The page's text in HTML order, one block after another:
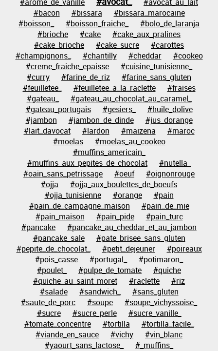
#bacon
#bissara
#bissara_marocaine
#boisson_
#boisson_fraiche_
#bolo_de_laranja
#brioche
#cake
#cake_aux_pralines
#cake_brioche
#cake_sucre
#carottes
#champignons_
#chantilly #cheddar
#cookeo
#creme_fraiche_epaisse
#cuisine_tunisienne_
#curry
#farine_de_riz
#farine_sans_gluten
#feuilletee_
#feuilletee_a_la_raclette
#fraises
#gateau_
#gateau_au_chocolat_au_caramel_
#gateau_portugais
#gesiers_
#huile_dolive
#jambon
#jambon_de_dinde
#jus_dorange
#lait_davocat
#lardon #maizena
#maroc
#moelas
#moelas_au_cookeo
#muffins_americain_
#muffins_aux_pepites_de_chocolat
#nutella_
#oain_sans_petrissage
#oeuf
#oignonrouge
#ojja
#ojja_aux_boulettes_de_boeufs
#ojja_tunisienne
#orange
#pain
#pain_de_campagne_maison
#pain_de_mie
#pain_maison
#pain_pide
#pain_turc
#pancake
#pancake_au_cheddar_et_au_jambon
#pancake_sale
#pate_brisee_sans_gluten
#pepite_de_chocolat_
#petit_dejeuner
#poireaux
#pois_casse
#portugal_
#potimaron_
#poulet_
#pulpe_de_tomate
#quiche
#quiche_au_saint_moret
#raclette
#riz
#salade
#sandwich_
#sans_gluten
#saute_de_porc
#soupe
#soupe_vichyssoise_
#sucre
#sucre_perle
#sucre_vanille_
#tomate_concentre
#tortilla
#tortilla_facile_
#viande_en_sauce
#vichy
#vin_blanc
#yaourt_sans_lactose_
#_muffins_